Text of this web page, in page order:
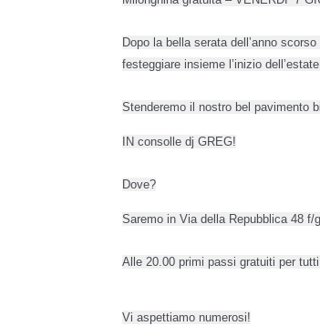
Dopo la bella serata dell’anno
festeggiare insieme l’inizio
Stenderemo il nostro bel pavimento
IN consolle dj GREG!
Dove?
Saremo in Via della Repubblica 48 f/
Alle 20.00 primi passi gratuiti per
Vi aspettiamo numerosi!